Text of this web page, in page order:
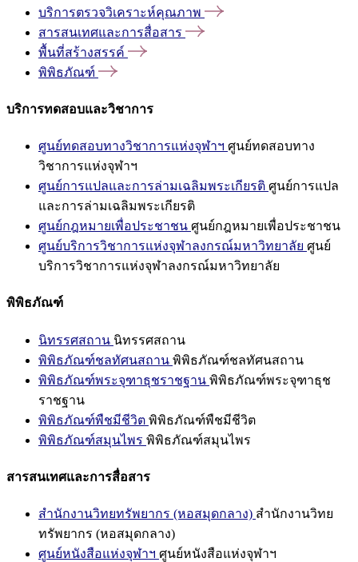
บริการตรวจวิเคราะห์คุณภาพ
สารสนเทศและการสื่อสาร
พื้นที่สร้างสรรค์
พิพิธภัณฑ์
บริการทดสอบและวิชาการ
ศูนย์ทดสอบทางวิชาการแห่งจุฬาฯ ศูนย์ทดสอบทาง
วิชาการแห่งจุฬาฯ
ศูนย์การแปลและการล่ามเฉลิมพระเกียรติ ศูนย์การแปล
และการล่ามเฉลิมพระเกียรติ
ศูนย์กฎหมายเพื่อประชาชน ศูนย์กฎหมายเพื่อประชาชน
ศูนย์บริการวิชาการแห่งจุฬาลงกรณ์มหาวิทยาลัย ศูนย์
บริการวิชาการแห่งจุฬาลงกรณ์มหาวิทยาลัย
พิพิธภัณฑ์
นิทรรศสถาน นิทรรศสถาน
พิพิธภัณฑ์ชลทัศนสถาน พิพิธภัณฑ์ชลทัศนสถาน
พิพิธภัณฑ์พระจุฑาธุชราชฐาน พิพิธภัณฑ์พระจุฑาธุช
ราชฐาน
พิพิธภัณฑ์พืชมีชีวิต พิพิธภัณฑ์พืชมีชีวิต
พิพิธภัณฑ์สมุนไพร พิพิธภัณฑ์สมุนไพร
สารสนเทศและการสื่อสาร
สำนักงานวิทยทรัพยากร (หอสมุดกลาง) สำนักงานวิทย
ทรัพยากร (หอสมุดกลาง)
ศูนย์หนังสือแห่งจุฬาฯ ศูนย์หนังสือแห่งจุฬาฯ